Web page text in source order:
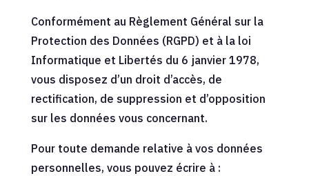
Conformément au Règlement Général sur la
Protection des Données (RGPD) et à la loi
Informatique et Libertés du 6 janvier 1978,
vous disposez d’un droit d’accès, de
rectification, de suppression et d’opposition
sur les données vous concernant.
Pour toute demande relative à vos données
personnelles, vous pouvez écrire à :